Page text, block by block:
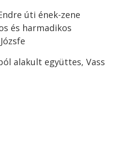
úti ének-zene
és harmadikos
alakult együttes, Vass